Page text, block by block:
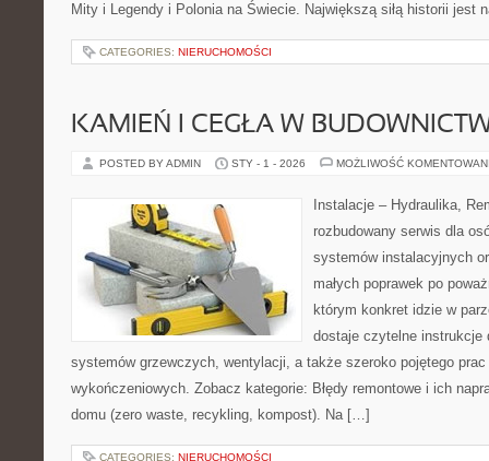
Mity i Legendy i Polonia na Świecie. Największą siłą historii jest
CATEGORIES: NIERUCHOMOŚCI
KAMIEŃ I CEGŁA W
POSTED BY ADMIN STY - 1 - 2026 MOŻLIWOŚĆ
Instalacje – Hydraulika,
rozbudowany serwis dla
systemów instalacyjnych
małych poprawek po
którym konkret idzie w
dostaje czytelne instrukcje
systemów grzewczych, wentylacji, a także szeroko pojętego
wykończeniowych. Zobacz kategorie: Błędy remontowe i ich
domu (zero waste, recykling, kompost). Na […]
CATEGORIES: NIERUCHOMOŚCI